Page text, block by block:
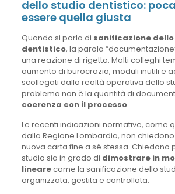
dello studio dentistico:
essere quella giusta
Quando si parla di sanificazione
dentistico, la parola
una reazione di rigetto. Molti colleghi
aumento di burocrazia, moduli inutili e
scollegati dalla realtà operativa dello
problema non è la quantità di
coerenza con il processo.
Le recenti indicazioni normative, come
dalla Regione Lombardia, non
nuova carta fine a sé stessa. Chiedono
studio sia in grado di dimostrare in
linearecome la sanificazione dello
organizzata, gestita e controllata.